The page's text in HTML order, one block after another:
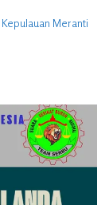
Meranti